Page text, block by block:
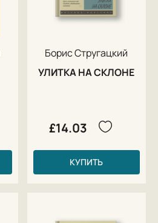
Борис Стругацкий
УЛИТКА НА СКЛОНЕ
£14.03
КУПИТЬ